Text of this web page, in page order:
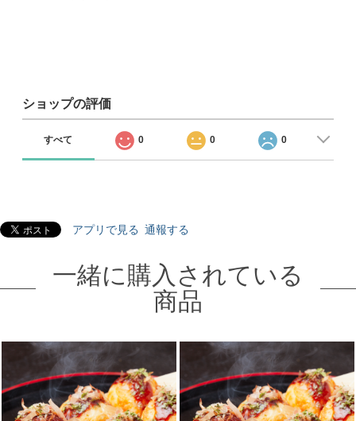
ショップの評価
すべて 0 0 0
アプリで見る 通報する
一緒に購入されている
商品